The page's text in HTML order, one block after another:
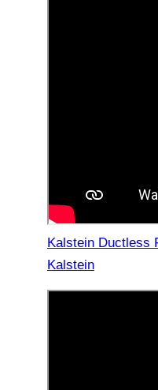
Kalstein Ductless
Kalstein